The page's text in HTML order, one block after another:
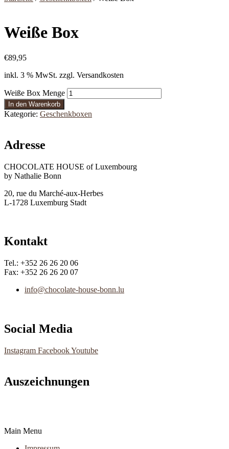
Weiße Box
€89,95
inkl. 3 % MwSt. zzgl. Versandkosten
Weiße Box Menge
In den Warenkorb
Kategorie: Geschenkboxen
Adresse
CHOCOLATE HOUSE of Luxembourg
by Nathalie Bonn
20, rue du Marché-aux-Herbes
L-1728 Luxemburg Stadt
Kontakt
Tel.: +352 26 26 20 06
Fax: +352 26 26 20 07
info@chocolate-house-bonn.lu
Social Media
Instagram FacebookYoutube
Auszeichnungen
Main Menu